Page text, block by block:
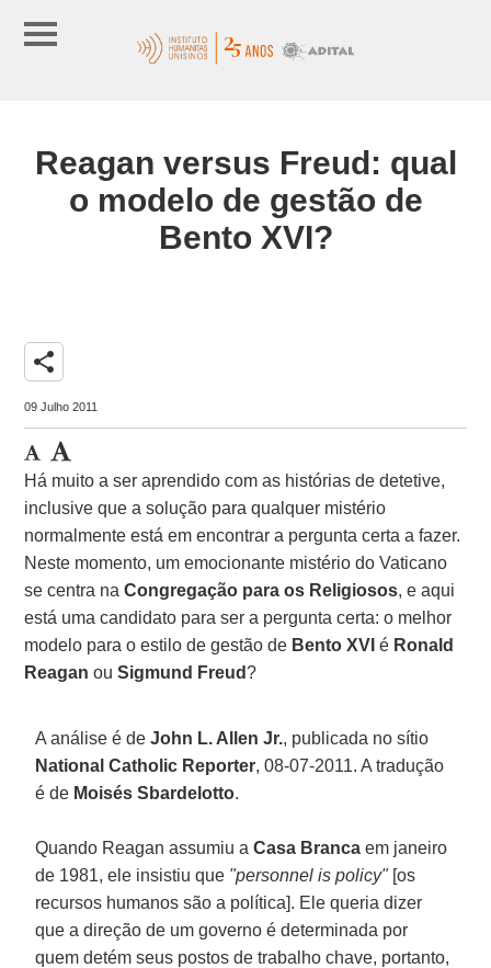
Reagan versus Freud: qual
o modelo de gestão de
Bento XVI?
share
09 Julho 2011
Há muito a ser aprendido com as histórias de detetive,
inclusive que a solução para qualquer mistério
normalmente está em encontrar a pergunta certa a fazer.
Neste momento, um emocionante mistério do Vaticano
se centra naCongregação para os Religiosos, e aqui
está uma candidato para ser a pergunta certa: o melhor
modelo para o estilo de gestão de Bento XVIé Ronald
ReaganouSigmund Freud?
A análise é deJohn L. Allen Jr., publicada no sítio
National Catholic Reporter, 08-07-2011. A tradução
é de Moisés Sbardelotto.
Quando Reagan assumiu aCasa Brancaem janeiro
de 1981, ele insistiu que "personnel is policy"[os
recursos humanos são a política]. Ele queria dizer
que a direção de um governo é determinada por
quem detém seus postos de trabalho chave, portanto,